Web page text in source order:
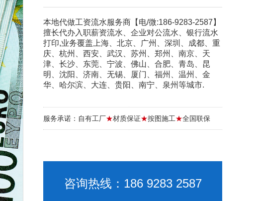
本地代做工资流水服务商【电/微:186-9283-2587】
擅长代办入职薪资流水、企业对公流水、银行流水
打印,业务覆盖上海、北京、广州、深圳、成都、重
庆、杭州、西安、武汉、苏州、郑州、南京、天
津、长沙、东莞、宁波、佛山、合肥、青岛、昆
明、沈阳、济南、无锡、厦门、福州、温州、金
华、哈尔滨、大连、贵阳、南宁、泉州等城市.
服务承诺：自有工厂★材质保证★按图施工★全国联保
咨询热线：186 9283 2587